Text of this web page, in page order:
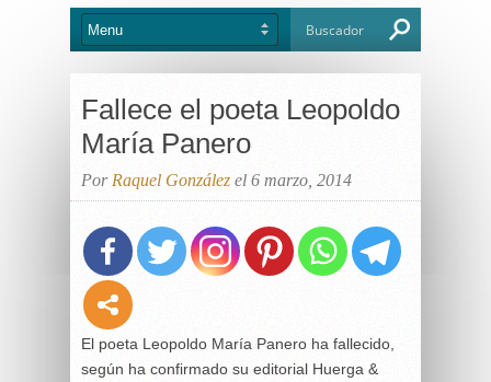
Fallece el poeta Leopoldo
María Panero
Por Raquel González el 6 marzo, 2014
El poeta Leopoldo María Panero ha fallecido,
según ha confirmado su editorial Huerga &